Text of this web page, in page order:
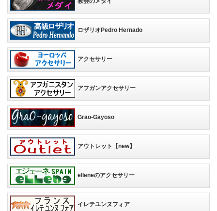
ロザリオPedro Hernado
アクセサリー
アフガンアクセサリー
Grao-Gayoso
アウトレット【new】
elleneのアクセサリー
イレテユンヌフォア